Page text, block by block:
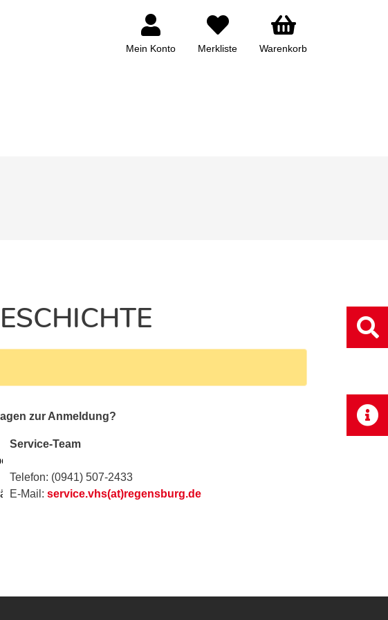
Mein Konto Merkliste Warenkorb
zur Anmeldung?
Service-Team
Telefon: (0941) 507-2433
E-Mail: service.vhs(at)regensburg.de